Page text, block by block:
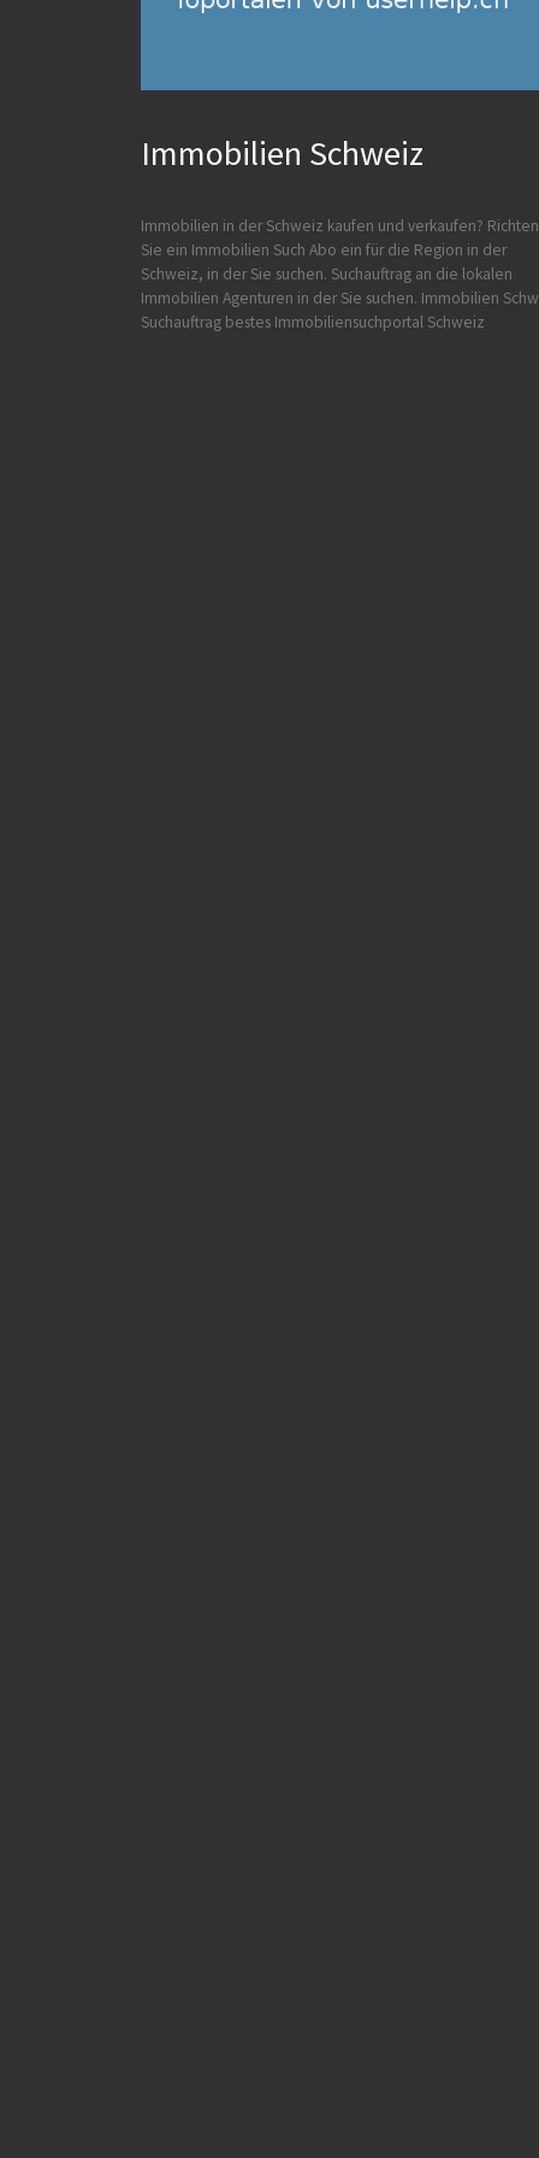
Immobilien Schweiz
Immobilien in der Schweiz kaufen und verkaufen? Richten
Sie ein Immobilien Such Abo ein für die Region in der
Schweiz, in der Sie suchen. Suchauftrag an die lokalen
Immobilien Agenturen in der Sie suchen. Immobilien
Suchauftrag bestes Immobiliensuchportal Schweiz